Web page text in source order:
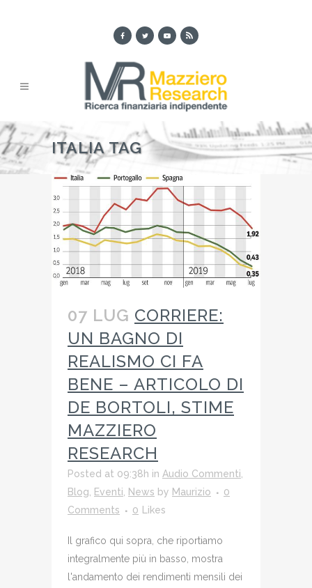
ITALIA TAG
07 LUG CORRIERE:
UN BAGNO DI
REALISMO CI FA
BENE – ARTICOLO DI
DE BORTOLI, STIME
MAZZIERO
RESEARCH
Posted at 09:38h in Audio Commenti
Blog
Eventi News by Maurizio
0
Comments
0 Likes
Il grafico qui sopra, che riportiamo
integralmente più in basso, mostra
l'andamento dei rendimenti mensili dei